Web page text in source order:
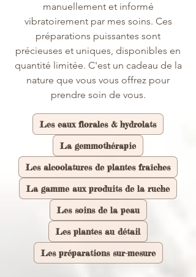
manuellement et informé
vibratoirement par mes soins. Ces
préparations puissantes sont
précieuses et uniques, disponibles en
quantité limitée. C'est un cadeau de la
nature que vous vous offrez pour
prendre soin de vous.
Les eaux florales & hydrolats
La gemmothérapie
Les alcoolatures de plantes fraîches
La gamme aux produits de la ruche
Les soins de la peau
Les plantes au détail
Les préparations sur-mesure